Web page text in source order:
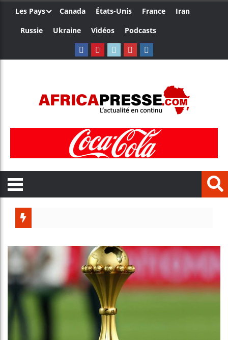
Les Pays Canada États-Unis France
Iran
Russie
Ukraine Vidéos Podcasts
Bénin :